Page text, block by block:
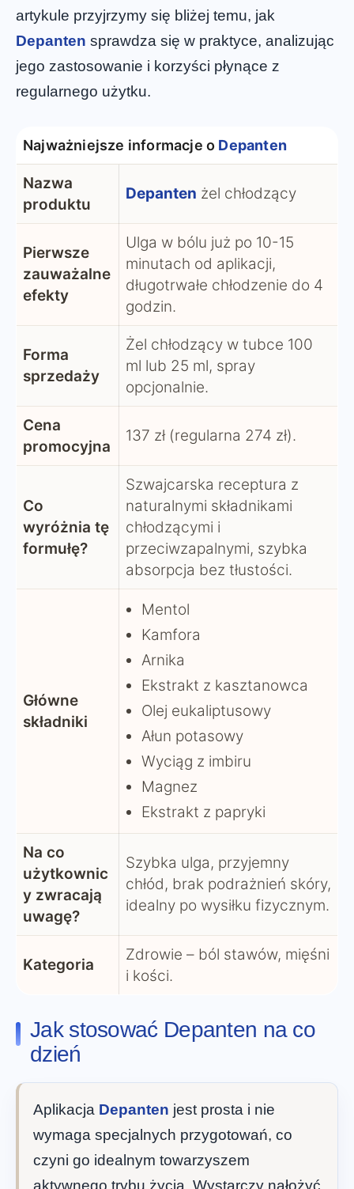
artykule przyjrzymy się bliżej temu, jak
Depanten sprawdza się w praktyce, analizując
jego zastosowanie i korzyści płynące z
regularnego użytku.
Najważniejsze informacje o Depanten
Nazwa
produktu
Depanten żel chłodzący
Pierwsze
zauważalne
efekty
Ulga w bólu już po 10-15
minutach od aplikacji,
długotrwałe chłodzenie do 4
godzin.
Forma
sprzedaży
Żel chłodzący w tubce 100
ml lub 25 ml, spray
opcjonalnie.
Cena
promocyjna
137 zł (regularna 274 zł).
Co
wyróżnia tę
formułę?
Szwajcarska receptura z
naturalnymi składnikami
chłodzącymi i
przeciwzapalnymi, szybka
absorpcja bez tłustości.
Główne
składniki
Mentol
Kamfora
Arnika
Ekstrakt z kasztanowca
Olej eukaliptusowy
Ałun potasowy
Wyciąg z imbiru
Magnez
Ekstrakt z papryki
Na co
użytkownic
y zwracają
uwagę?
Szybka ulga, przyjemny
chłód, brak podrażnień skóry,
idealny po wysiłku fizycznym.
Kategoria
Zdrowie – ból stawów, mięśni
i kości.
Jak stosować Depanten na co
dzień
Aplikacja Depanten jest prosta i nie
wymaga specjalnych przygotowań, co
czyni go idealnym towarzyszem
aktywnego trybu życia. Wystarczy nałożyć